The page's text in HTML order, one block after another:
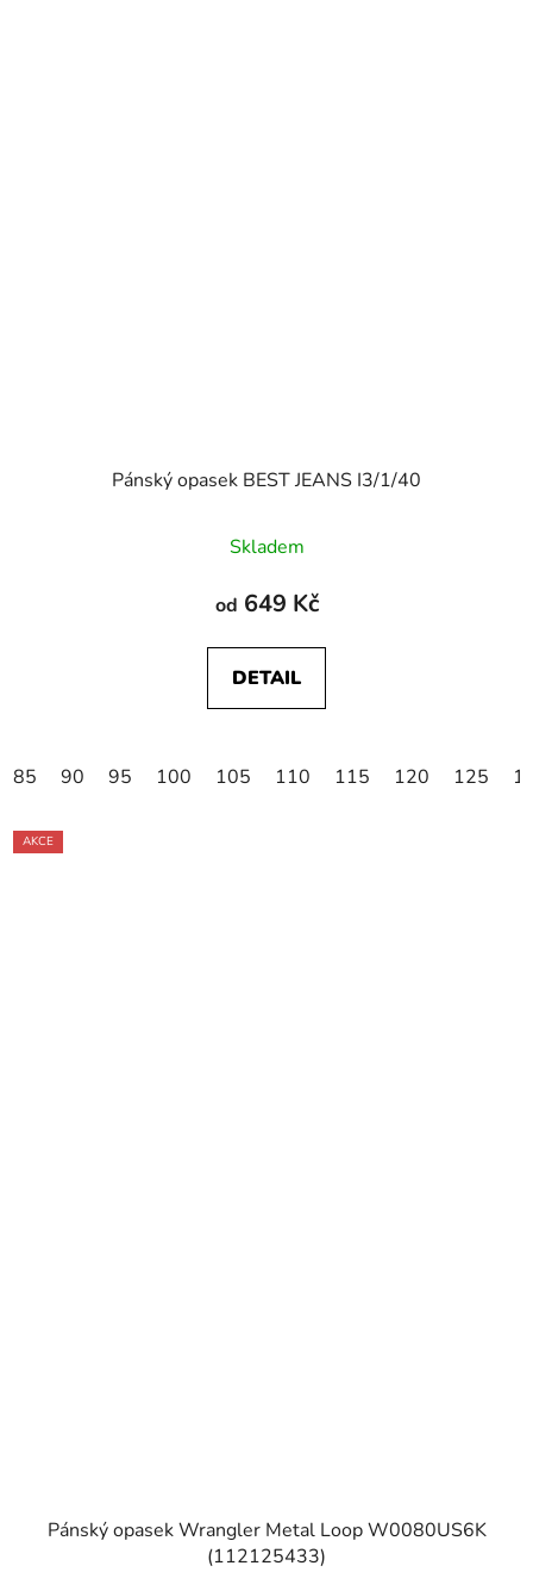
Pánský opasek BEST JEANS I3/1/40
Skladem
od 649 Kč
DETAIL
85 90 95 100 105 110 115 120 125
AKCE
Pánský opasek Wrangler Metal Loop W0080US6K
(112125433)